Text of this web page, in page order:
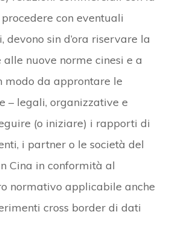
con eventuali
sin d’ora riservare la
nuove norme cinesi e a
modo da approntare le
– legali, organizzative e
(o iniziare) i rapporti di
i partner o le società del
Cina in conformità al
normativo applicabile anche
cross border di dati